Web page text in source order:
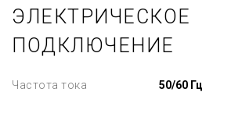
ЭЛЕКТРИЧЕСКОЕ
ПОДКЛЮЧЕНИЕ
Частота тока 50/60 Гц